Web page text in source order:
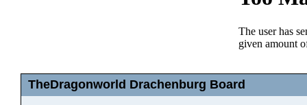
TheDragonworld Drachenburg Board